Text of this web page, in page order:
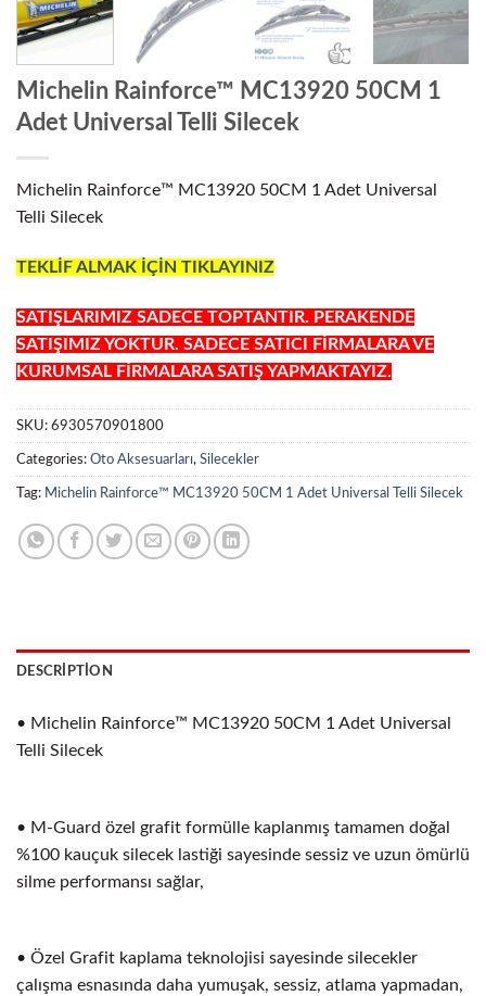
Michelin Rainforce™ MC13920 50CM 1
Adet Universal Telli Silecek
Michelin Rainforce™ MC13920 50CM 1 Adet Universal
Telli Silecek
TEKLİF ALMAK İÇİN TIKLAYINIZ
SATIŞLARIMIZ SADECE TOPTANTIR. PERAKENDE
SATIŞIMIZ YOKTUR. SADECE SATICI FİRMALARA VE
KURUMSAL FİRMALARA SATIŞ YAPMAKTAYIZ.
SKU: 6930570901800
Categories: Oto Aksesuarları, Silecekler
Tag: Michelin Rainforce™ MC13920 50CM 1 Adet Universal Telli Silecek
DESCRIPTION
• Michelin Rainforce™ MC13920 50CM 1 Adet Universal
Telli Silecek
• M-Guard özel grafit formülle kaplanmış tamamen doğal
%100 kauçuk silecek lastiği sayesinde sessiz ve uzun ömürlü
silme performansı sağlar,
• Özel Grafit kaplama teknolojisi sayesinde silecekler
çalışma esnasında daha yumuşak, sessiz, atlama yapmadan,